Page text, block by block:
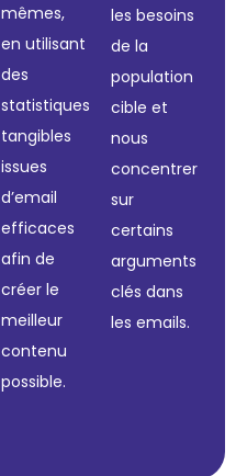
mêmes,
en utilisant
des
statistiques
tangibles
issues
d’email
efficaces
afin de
créer le
meilleur
contenu
possible.
les besoins
de la
population
cible et
nous
concentrer
sur
certains
arguments
clés dans
les emails.